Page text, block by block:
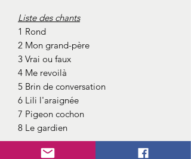
Liste des chants
1 Rond
2 Mon grand-père
3 Vrai ou faux
4 Me revoilà
5 Brin de conversation
6 Lili l'araignée
7 Pigeon cochon
8 Le gardien